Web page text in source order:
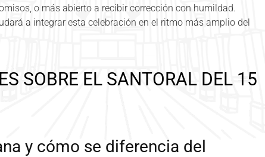
o más abierto a recibir corrección con humildad.
a integrar esta celebración en el ritmo más amplio del
SOBRE EL SANTORAL DEL 15
y cómo se diferencia del